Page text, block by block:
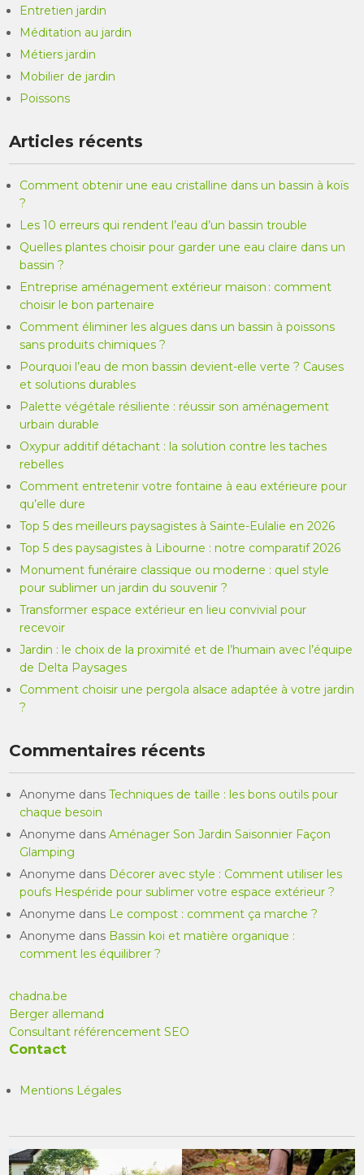
Entretien jardin
Méditation au jardin
Métiers jardin
Mobilier de jardin
Poissons
Articles récents
Comment obtenir une eau cristalline dans un bassin à koïs
?
Les 10 erreurs qui rendent l’eau d’un bassin trouble
Quelles plantes choisir pour garder une eau claire dans un
bassin ?
Entreprise aménagement extérieur maison : comment
choisir le bon partenaire
Comment éliminer les algues dans un bassin à poissons
sans produits chimiques ?
Pourquoi l’eau de mon bassin devient-elle verte ? Causes
et solutions durables
Palette végétale résiliente : réussir son aménagement
urbain durable
Oxypur additif détachant : la solution contre les taches
rebelles
Comment entretenir votre fontaine à eau extérieure pour
qu’elle dure
Top 5 des meilleurs paysagistes à Sainte-Eulalie en 2026
Top 5 des paysagistes à Libourne : notre comparatif 2026
Monument funéraire classique ou moderne : quel style
pour sublimer un jardin du souvenir ?
Transformer espace extérieur en lieu convivial pour
recevoir
Jardin : le choix de la proximité et de l’humain avec l’équipe
de Delta Paysages
Comment choisir une pergola alsace adaptée à votre jardin
?
Commentaires récents
Anonyme dansTechniques de taille : les bons outils pour
chaque besoin
Anonyme dansAménager Son Jardin Saisonnier Façon
Glamping
Anonyme dans Décorer avec style : Comment utiliser les
poufs Hespéride pour sublimer votre espace extérieur ?
Anonyme dans Le compost : comment ça marche ?
Anonyme dans Bassin koi et matière organique :
comment les équilibrer ?
chadna.be
Berger allemand
Consultant référencement SEO
Contact
Mentions Légales